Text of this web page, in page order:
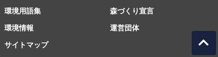
環境用語集 森づくり宣言
環境情報
サイトマップ
運営団体